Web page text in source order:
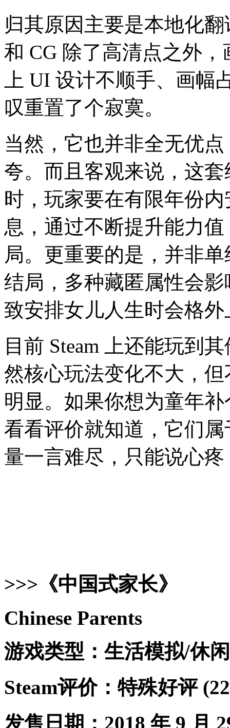
归其原因主要是本地化
和 CG 除了高清点之外
上 UI 设计不顺手、画幅
叹重置了个寂寞。
当然，它也并非全无优
夸。而且客观来说，这
时，玩家要在有限年份
息，通过不断提升能力
局。更重要的是，并非
结局，多种藏匿属性会
致安排女儿人生时会格
目前 Steam 上还能玩到
然核心玩法变化不大，
明显。如果你想为童年
看看评价就知道，它们
量一言难尽，只能说心疼
>>>《中国式家长》
Chinese Parents
游戏类型：生活模拟/休
Steam评价：特殊好评
发售日期：2018 年 9 月